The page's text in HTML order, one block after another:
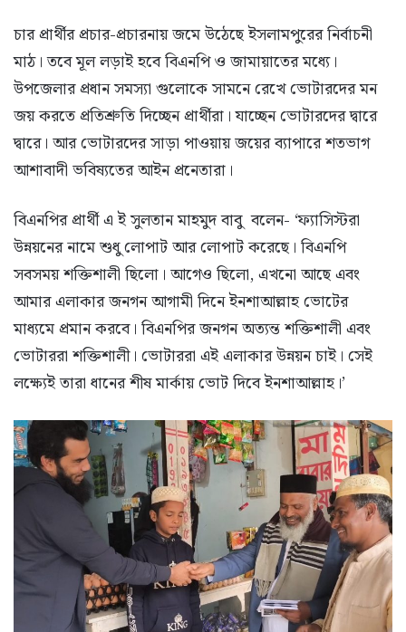
চার প্রার্থীর প্রচার-প্রচারনায় জমে উঠেছে ইসলামপুরের নির্বাচনী
মাঠ। তবে মূল লড়াই হবে বিএনপি ও জামায়াতের মধ্যে।
উপজেলার প্রধান সমস্যা গুলোকে সামনে রেখে ভোটারদের মন
জয় করতে প্রতিশ্রুতি দিচ্ছেন প্রার্থীরা। যাচ্ছেন ভোটারদের দ্বারে
দ্বারে। আর ভোটারদের সাড়া পাওয়ায় জয়ের ব্যাপারে শতভাগ
আশাবাদী ভবিষ্যতের আইন প্রনেতারা।
বিএনপির প্রার্থী এ ই সুলতান মাহমুদ বাবু বলেন- ‘ফ্যাসিস্টরা
উন্নয়নের নামে শুধু লোপাট আর লোপাট করেছে। বিএনপি
সবসময় শক্তিশালী ছিলো। আগেও ছিলো, এখনো আছে এবং
আমার এলাকার জনগন আগামী দিনে ইনশাআল্লাহ ভোটের
মাধ্যমে প্রমান করবে। বিএনপির জনগন অত্যন্ত শক্তিশালী এবং
ভোটাররা শক্তিশালী। ভোটাররা এই এলাকার উন্নয়ন চাই। সেই
লক্ষ্যেই তারা ধানের শীষ মার্কায় ভোট দিবে ইনশাআল্লাহ।’